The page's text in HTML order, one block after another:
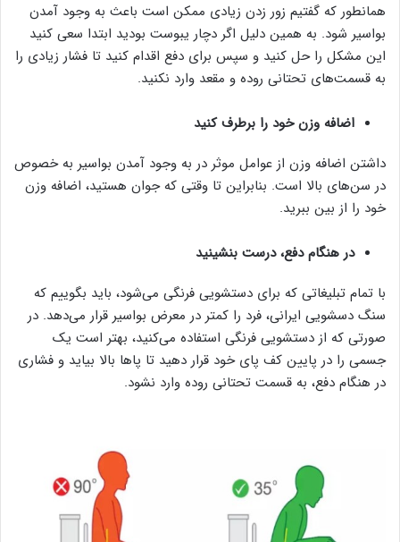
همانطور که گفتیم زور زدن زیادی ممکن است باعث به وجود آمدن
بواسیر شود. به همین دلیل اگر دچار یبوست بودید ابتدا سعی کنید
این مشکل را حل کنید و سپس برای دفع اقدام کنید تا فشار زیادی را
به قسمت‌های تحتانی روده و مقعد وارد نکنید.
اضافه وزن خود را برطرف کنید
داشتن اضافه وزن از عوامل موثر در به وجود آمدن بواسیر به خصوص
در سن‌های بالا است. بنابراین تا وقتی که جوان هستید، اضافه وزن
خود را از بین ببرید.
در هنگام دفع، درست بنشینید
با تمام تبلیغاتی که برای دستشویی فرنگی می‌شود، باید بگوییم که
سنگ دسشویی ایرانی، فرد را کمتر در معرض بواسیر قرار می‌دهد. در
صورتی که از دستشویی فرنگی استفاده می‌کنید، بهتر است یک
جسمی را در پایین کف پای خود قرار دهید تا پاها بالا بیاید و فشاری
در هنگام دفع، به قسمت تحتانی روده وارد نشود.